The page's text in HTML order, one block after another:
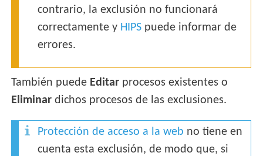
contrario, la exclusión no funcionará
correctamente y HIPS puede informar de
errores.
También puede Editar procesos existentes o
Eliminar dichos procesos de las exclusiones.
Protección de acceso a la web no tiene en
cuenta esta exclusión, de modo que, si